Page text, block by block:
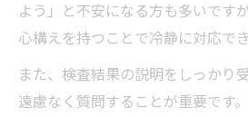
よう」と不安になる方も多いです
心構えを持つことで冷静に対応でき
また、検査結果の説明をしっかり
遠慮なく質問することが重要です